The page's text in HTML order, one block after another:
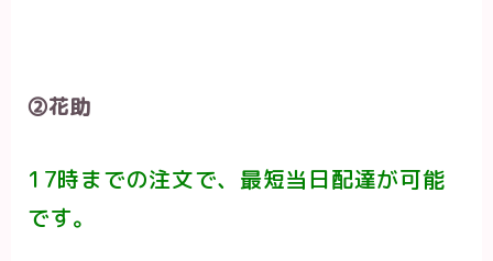
②花助
17時までの注文で、最短当日配達が可能
です。